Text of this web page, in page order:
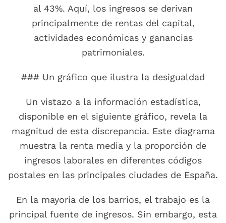
al 43%. Aquí, los ingresos se derivan
principalmente de rentas del capital,
actividades económicas y ganancias
patrimoniales.
### Un gráfico que ilustra la desigualdad
Un vistazo a la información estadística,
disponible en el siguiente gráfico, revela la
magnitud de esta discrepancia. Este diagrama
muestra la renta media y la proporción de
ingresos laborales en diferentes códigos
postales en las principales ciudades de España.
En la mayoría de los barrios, el trabajo es la
principal fuente de ingresos. Sin embargo, esta